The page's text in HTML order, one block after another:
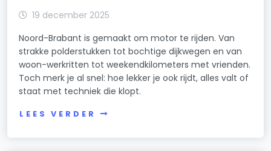
19 december 2025
Noord-Brabant is gemaakt om motor te rijden. Van
strakke polderstukken tot bochtige dijkwegen en van
woon-werkritten tot weekendkilometers met vrienden.
Toch merk je al snel: hoe lekker je ook rijdt, alles valt of
staat met techniek die klopt.
LEES VERDER